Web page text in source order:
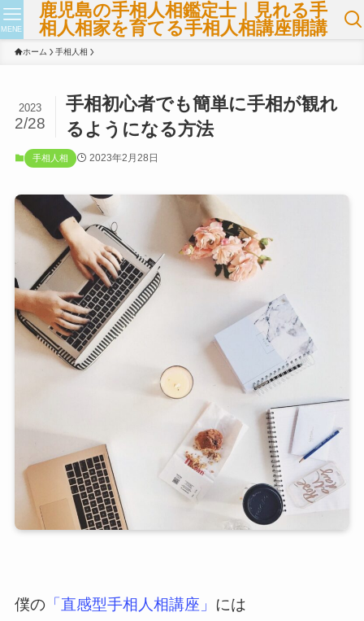
鹿児島の手相人相鑑定士｜見れる手
相人相家を育てる手相人相講座開講
MENE
ホーム 手相人相
手相初心者でも簡単に手相が観れ
るようになる方法
2023
2/28
手相人相 2023年2月28日
僕の「直感型手相人相講座」 には